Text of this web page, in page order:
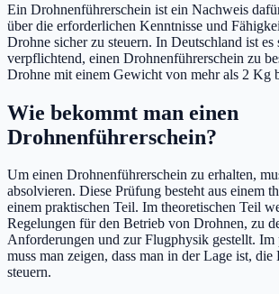
Ein Drohnenführerschein ist ein Nachweis
über die erforderlichen Kenntnisse und
Drohne sicher zu steuern. In Deutschland ist es
verpflichtend, einen Drohnenführerschein zu
Drohne mit einem Gewicht von mehr als 2 Kg
Wie bekommt man einen
Drohnenführerschein?
Um einen Drohnenführerschein zu erhalten,
absolvieren. Diese Prüfung besteht aus einem
einem praktischen Teil. Im theoretischen Teil
Regelungen für den Betrieb von Drohnen, zu
Anforderungen und zur Flugphysik gestellt. Im
muss man zeigen, dass man in der Lage ist,
steuern.